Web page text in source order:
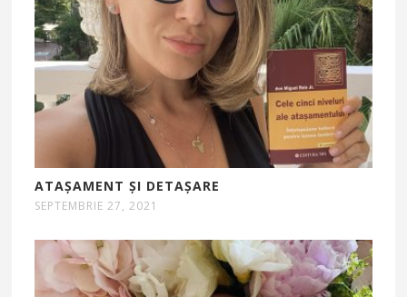
ATAȘAMENT ȘI DETAȘARE
SEPTEMBRIE 27, 2021